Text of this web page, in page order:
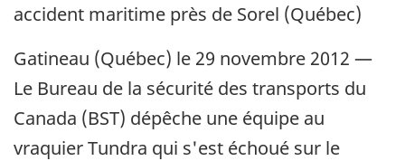
accident maritime près de Sorel (Québec)
Gatineau (Québec) le 29 novembre 2012 —
Le Bureau de la sécurité des transports du
Canada (BST) dépêche une équipe au
vraquier Tundra qui s'est échoué sur le